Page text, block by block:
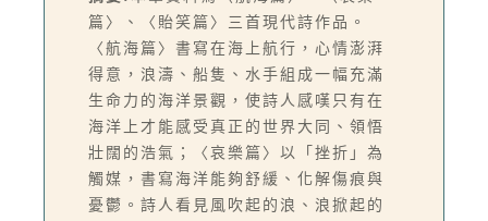
篇〉、〈貽笑篇〉三首現代詩作品。
〈航海篇〉書寫在海上航行，心情澎湃
得意，浪濤、船隻、水手組成一幅充滿
生命力的海洋景觀，使詩人感嘆只有在
海洋上才能感受真正的世界大同、領悟
壯闊的浩氣；〈哀樂篇〉以「挫折」為
觸媒，書寫海洋能夠舒緩、化解傷痕與
憂鬱。詩人看見風吹起的浪、浪掀起的